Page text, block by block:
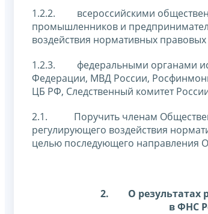
1.2.2. всероссийскими
промышленников и
воздействия нормативных
1.2.3. федеральными органами
Федерации, МВД России,
ЦБ РФ, Следственный комитет
2.1. Поручить членам
регулирующего воздействия
целью последующего направления
2. О
в ФНС